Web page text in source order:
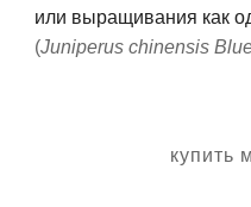
или выращивания как
(Juniperus chinensis
купить